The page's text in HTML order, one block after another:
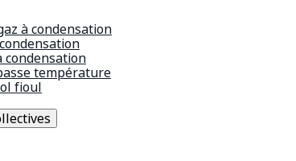
à condensation
condensation
température
fioul